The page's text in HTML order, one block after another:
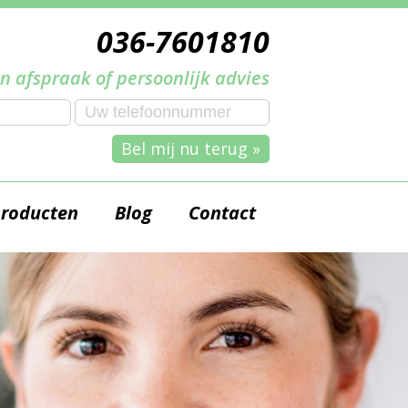
036-7601810
afspraak of persoonlijk advies
Bel mij nu terug »
Blog Contact